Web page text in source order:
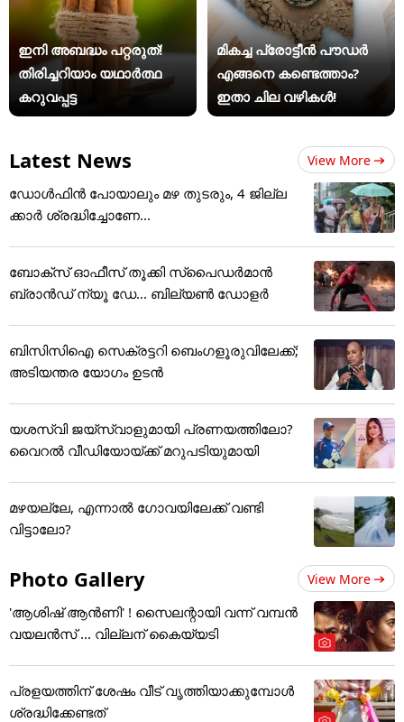
ഇനി അബദ്ധം പറ്റരുത്!
തിരിച്ചറിയാം യഥാര്‍ത്ഥ
കറുവപ്പട്ട
മികച്ച പ്രോട്ടീൻ പൗഡർ
എങ്ങനെ കണ്ടെത്താം?
ഇതാ ചില വഴികൾ!
Latest News View More
ഡോൾഫിൻ പോയാലും മഴ തുടരും, 4 ജില്ല
ക്കാർ ശ്രദ്ധിച്ചോണേ...
ബോക്സ് ഓഫീസ് തൂക്കി സ്പൈഡർമാൻ
ബ്രാൻഡ് ന്യൂ ഡേ... ബില്യൺ ഡോളർ
ബിസിസിഐ സെക്രട്ടറി ബെംഗളൂരുവിലേക്ക്;
അടിയന്തര യോഗം ഉടന്‍
യശസ്വി ജയ്‌സ്വാളുമായി പ്രണയത്തിലോ?
വൈറൽ വീഡിയോയ്ക്ക് മറുപടിയുമായി
മഴയല്ലേ, എന്നാൽ ഗോവയിലേക്ക് വണ്ടി
വിട്ടാലോ?
Photo Gallery View More
'ആശിഷ് ആൻണി' ! സൈലന്റായി വന്ന് വമ്പൻ
വയലൻസ് ... വില്ലന് കൈയ്യടി
പ്രളയത്തിന് ശേഷം വീട് വൃത്തിയാക്കുമ്പോൾ
ശ്രദ്ധിക്കേണ്ടത്